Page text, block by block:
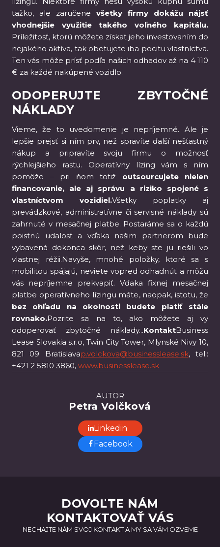
AUTOR
Petra Volčková
Linkedin
Facebook
ťažko, ale zaručene všetky firmy dokážu nájsť
vhodnejšie využitie takého voľného kapitálu.
Príležitosť, ktorú môžete získať jeho investovaním do
nejakého aktíva, tak obetujete iba pocitu vlastníctva.
Ten vás môže prísť podľa našich odhadov až na 4 110
€ za každé nakúpené vozidlo.
ODOPERUJTE ZBYTOČNÉ
NÁKLADY
Vieme, že to uvedomenie je nepríjemné. Ale je
lepšie prejsť si ním prv, než spravíte ďalší nešťastný
nákup a pripravíte svoju firmu o možnosť
rýchlejšieho rastu. Operatívny lízing vám s ním
pomôže – pri ňom totiž outsourcujete nielen
financovanie, ale aj správu a riziko spojené s
vlastníctvom vozidiel.Všetky poplatky aj
prevádzkové, administratívne či servisné náklady sú
zahrnuté v mesačnej platbe. Postaráme sa o každú
poistnú udalosť a vďaka našim partnerom bude
vybavená dokonca skôr, než keby ste ju riešili vo
vlastnej réžii.Navyše, mnohé položky, ktoré sa s
mobilitou spájajú, neviete vopred odhadnúť a môžu
vás nepríjemne prekvapiť. Vďaka fixnej mesačnej
platbe operatívneho lízingu máte, naopak, istotu, že
bez ohľadu na okolnosti budete platiť stále
rovnako.Pozrite sa na to, ako môžete aj vy
odoperovať zbytočné náklady...KontaktBusiness
Lease Slovakia s.r.o, Twin City Tower, Mlynské Nivy 10,
821 09 Bratislavap.volckova@businesslease.sk, tel.:
+421 2 5810 3860, www.businesslease.sk
DOVOĽTE NÁM
KONTAKTOVAŤ VÁS
NECHAJTE NÁM SVOJ KONTAKT A MY SA VÁM OZVEME